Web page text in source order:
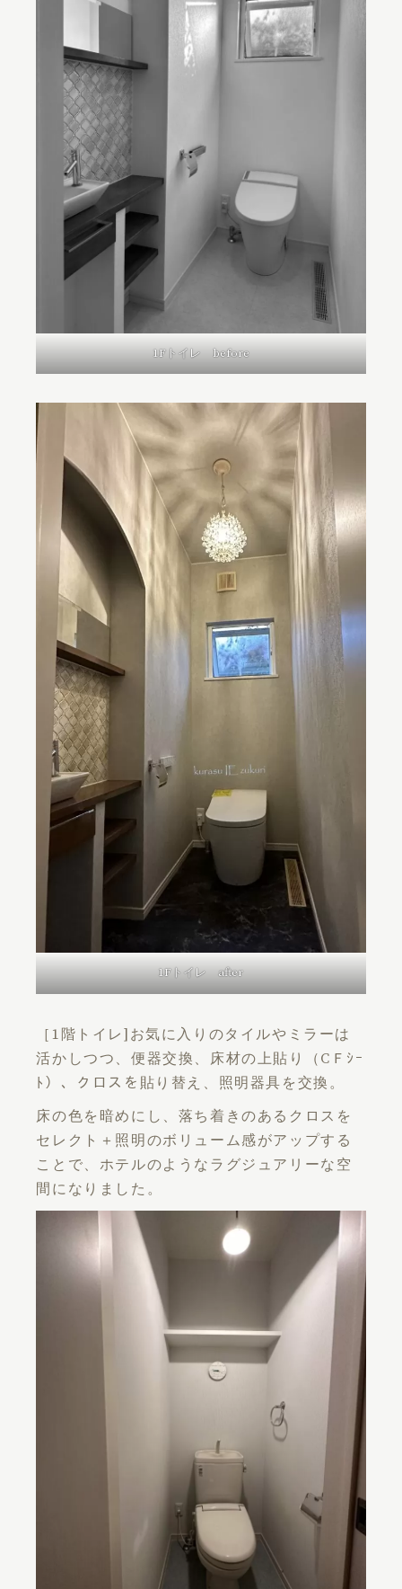
1Fトイレ before
1Fトイレ after
［1階トイレ]お気に入りのタイルやミラーは
活かしつつ、便器交換、床材の上貼り（CＦｼｰ
ﾄ）、クロスを貼り替え、照明器具を交換。
床の色を暗めにし、落ち着きのあるクロスを
セレクト＋照明のボリューム感がアップする
ことで、ホテルのようなラグジュアリーな空
間になりました。